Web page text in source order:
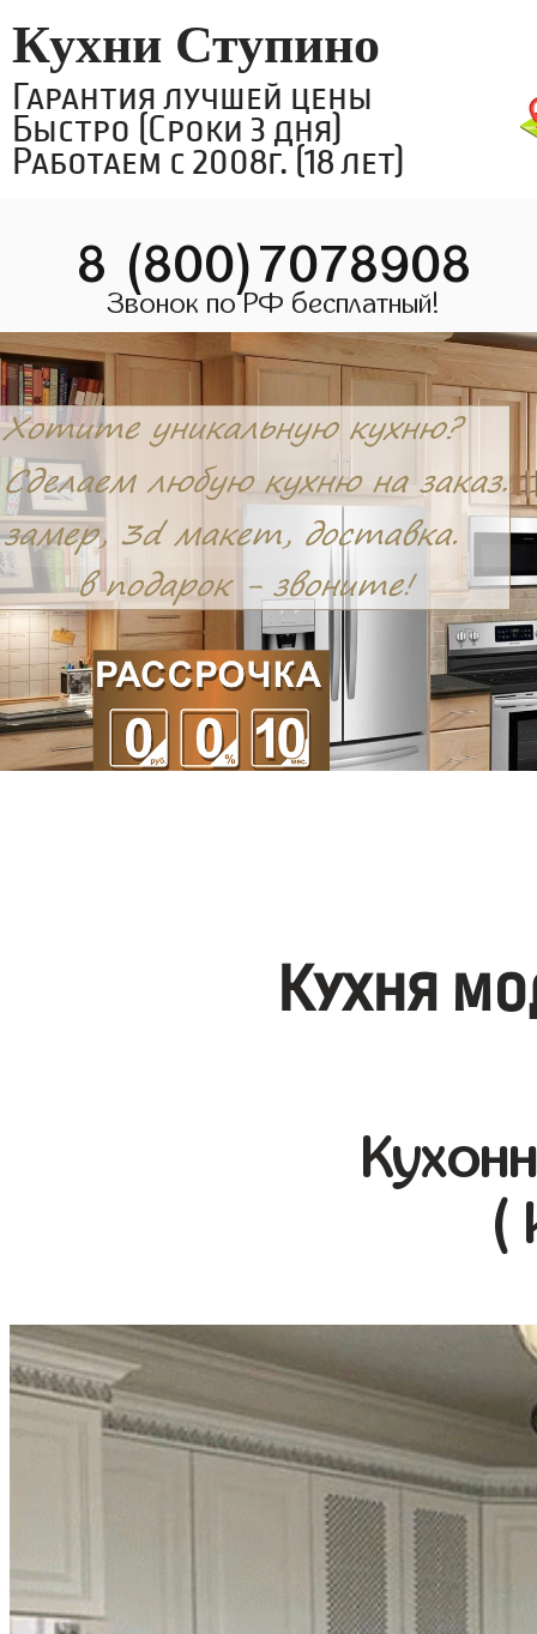
Кухни Ступино
Гарантия лучшей цены
Быстро (Сроки 3 дня)
Работаем с 2008г. (18 лет)
8 (800)7078908
Звонок по РФ бесплатный!
Кухня
(